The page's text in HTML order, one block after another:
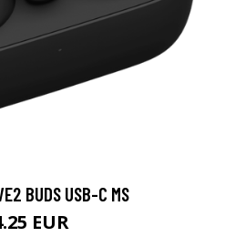
BUDS USB-C MS
EUR